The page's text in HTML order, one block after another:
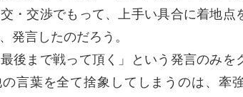
・交渉でもって、上手い具合に着地点
発言したのだろう。
後まで戦って頂く」という発言のみを
言葉を全て捨象してしまうのは、牽